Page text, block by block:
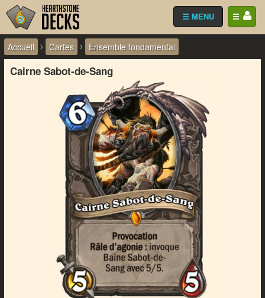
☰
☰ MENU
Accueil › Cartes › Ensemble fondamental
Cairne Sabot-de-Sang